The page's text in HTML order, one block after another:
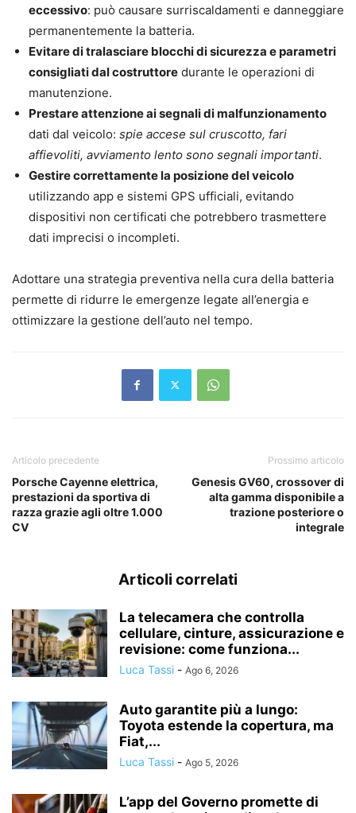
eccessivo: può causare surriscaldamenti e danneggiare
permanentemente la batteria.
Evitare di tralasciare blocchi di sicurezza e parametri
consigliati dal costruttore durante le operazioni di
manutenzione.
Prestare attenzione ai segnali di malfunzionamento
dati dal veicolo: spie accese sul cruscotto, fari
affievoliti, avviamento lento sono segnali importanti.
Gestire correttamente la posizione del veicolo
utilizzando app e sistemi GPS ufficiali, evitando
dispositivi non certificati che potrebbero trasmettere
dati imprecisi o incompleti.
Adottare una strategia preventiva nella cura della batteria
permette di ridurre le emergenze legate all’energia e
ottimizzare la gestione dell’auto nel tempo.
Articolo precedente
Porsche Cayenne elettrica,
prestazioni da sportiva di
razza grazie agli oltre 1.000
CV
Prossimo articolo
Genesis GV60, crossover di
alta gamma disponibile a
trazione posteriore o
integrale
Articoli correlati
La telecamera che controlla
cellulare, cinture, assicurazione e
revisione: come funziona...
Luca Tassi - Ago 6, 2026
Auto garantite più a lungo:
Toyota estende la copertura, ma
Fiat,...
Luca Tassi - Ago 5, 2026
L’app del Governo promette di